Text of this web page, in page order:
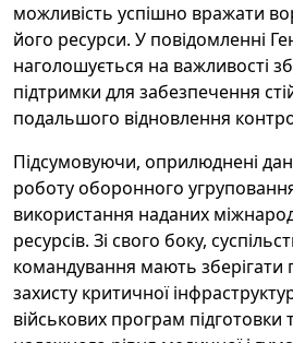
можливість успішно вражати
його ресурси. У повідомленні
наголошується на важливості
підтримки для забезпечення
подальшого відновлення
Підсумовуючи, оприлюднені
роботу оборонного
використання наданих
ресурсів. Зі свого боку,
командування мають зберігати
захисту критичної
військових програм підготовки